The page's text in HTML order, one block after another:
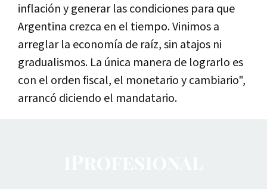
inflación y generar las condiciones para que
Argentina crezca en el tiempo. Vinimos a
arreglar la economía de raíz, sin atajos ni
gradualismos. La única manera de lograrlo es
con el orden fiscal, el monetario y cambiario",
arrancó diciendo el mandatario.